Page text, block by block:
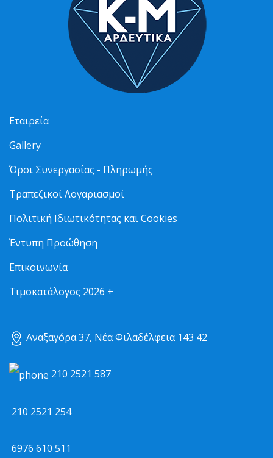
Εταιρεία
Gallery
Όροι Συνεργασίας - Πληρωμής
Τραπεζικοί Λογαριασμοί
Πολιτική Ιδιωτικότητας και Cookies
Έντυπη Προώθηση
Επικοινωνία
Τιμοκατάλογος 2026 +
Αναξαγόρα 37, Νέα Φιλαδέλφεια 143 42
210 2521 587
210 2521 254
6976 610 511